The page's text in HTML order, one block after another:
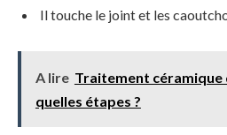
Il touche le joint et les
A lire Traitement céramique
quelles étapes ?